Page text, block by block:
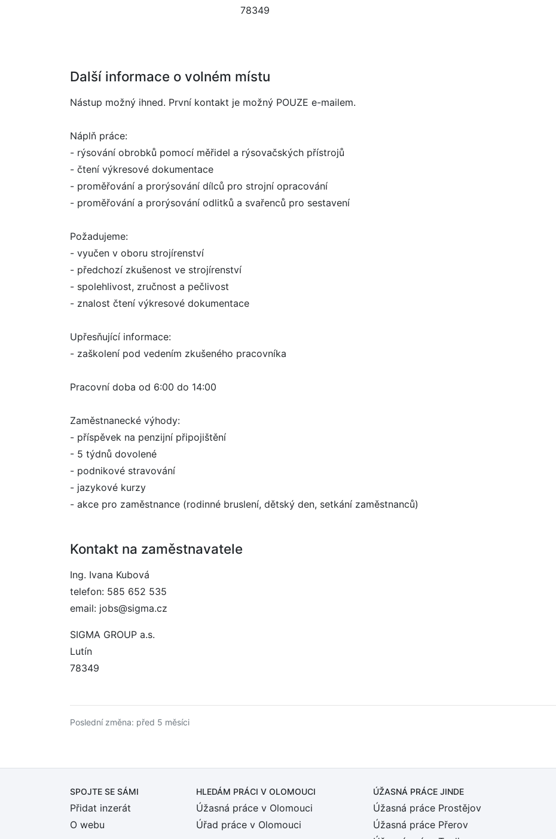
78349
Další informace o volném místu
Nástup možný ihned. První kontakt je možný POUZE e-mailem.
Náplň práce:
- rýsování obrobků pomocí měřidel a rýsovačských přístrojů
- čtení výkresové dokumentace
- proměřování a prorýsování dílců pro strojní opracování
- proměřování a prorýsování odlitků a svařenců pro sestavení
Požadujeme:
- vyučen v oboru strojírenství
- předchozí zkušenost ve strojírenství
- spolehlivost, zručnost a pečlivost
- znalost čtení výkresové dokumentace
Upřesňující informace:
- zaškolení pod vedením zkušeného pracovníka
Pracovní doba od 6:00 do 14:00
Zaměstnanecké výhody:
- příspěvek na penzijní připojištění
- 5 týdnů dovolené
- podnikové stravování
- jazykové kurzy
- akce pro zaměstnance (rodinné bruslení, dětský den, setkání zaměstnanců)
Kontakt na zaměstnavatele
Ing. Ivana Kubová
telefon: 585 652 535
email: jobs@sigma.cz
SIGMA GROUP a.s.
Lutín
78349
Poslední změna: před 5 měsíci
SPOJTE SE SÁMI
Přidat inzerát
O webu
HLEDÁM PRÁCI V OLOMOUCI
Úžasná práce v Olomouci
Úřad práce v Olomouci
ÚŽASNÁ PRÁCE JINDE
Úžasná práce Prostějov
Úžasná práce Přerov